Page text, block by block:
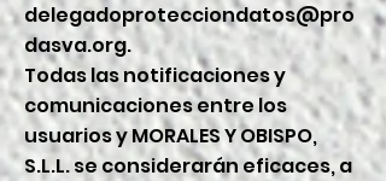
delegadoprotecciondatos@pro
dasva.org.
Todas las notificaciones y
comunicaciones entre los
usuarios y MORALES Y OBISPO,
S.L.L. se considerarán eficaces, a